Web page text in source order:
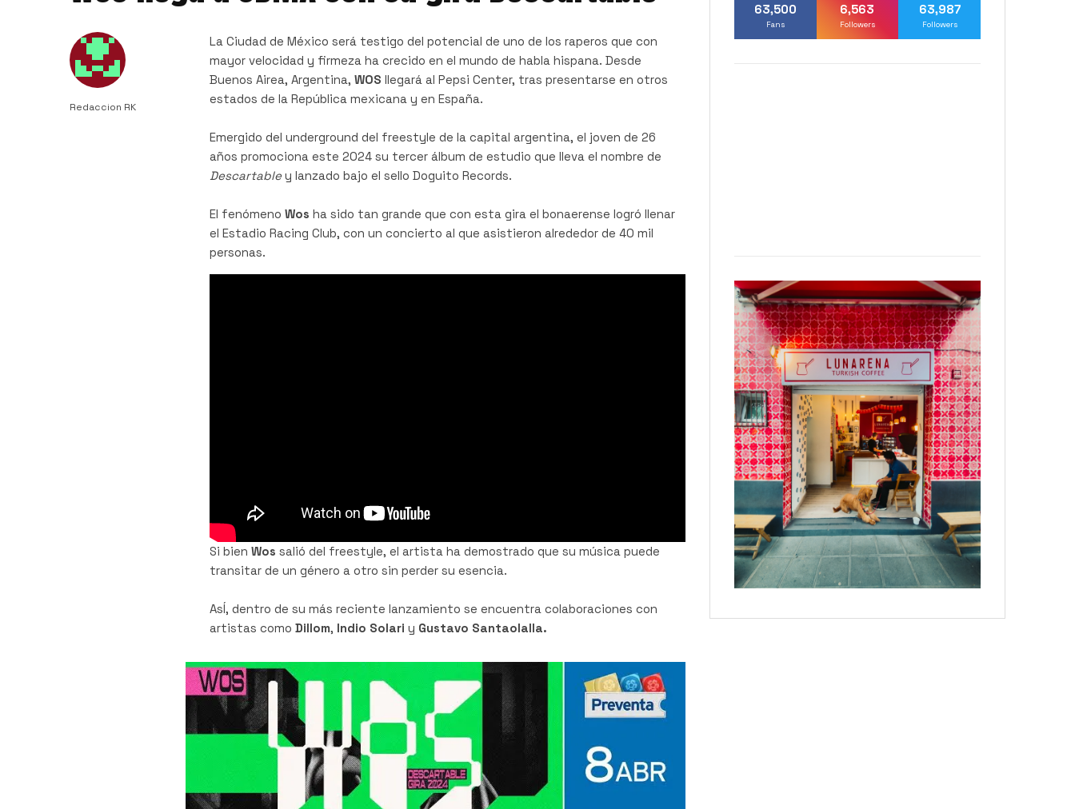
Redaccion RK
La Ciudad de México será testigo del potencial de uno de los raperos que con
mayor velocidad y firmeza ha crecido en el mundo de habla hispana. Desde
Buenos Airea, Argentina, WOS llegará al Pepsi Center, tras presentarse en otros
estados de la República mexicana y en España.
Emergido del underground del freestyle de la capital argentina, el joven de 26
años promociona este 2024 su tercer álbum de estudio que lleva el nombre de
Descartable y lanzado bajo el sello Doguito Records.
El fenómeno Wos ha sido tan grande que con esta gira el bonaerense logró llenar
el Estadio Racing Club, con un concierto al que asistieron alrededor de 40 mil
personas.
Si bien Wos salió del freestyle, el artista ha demostrado que su música puede
transitar de un género a otro sin perder su esencia.
AsÍ, dentro de su más reciente lanzamiento se encuentra colaboraciones con
artistas como Dillom, Indio Solari y Gustavo Santaolalla.
63,500
Fans
6,563
Followers
63,987
Followers